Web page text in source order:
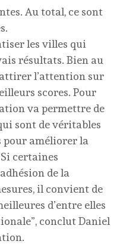
Au total, ce sont
les villes qui
résultats. Bien au
l’attention sur
scores. Pour
va permettre de
sont de véritables
pour améliorer la
certaines
de la
il convient de
d’entre elles
conclut Daniel